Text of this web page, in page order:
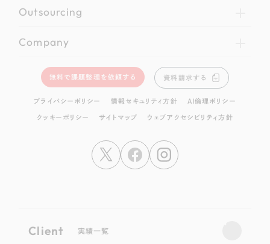
Outsourcing
Company
無料で課題整理を依頼する 資料請求する
プライバシーポリシー 情報セキュリティ方針 AI倫理ポリシー
クッキーポリシー サイトマップ ウェブアクセシビリティ方針
Client 実績一覧